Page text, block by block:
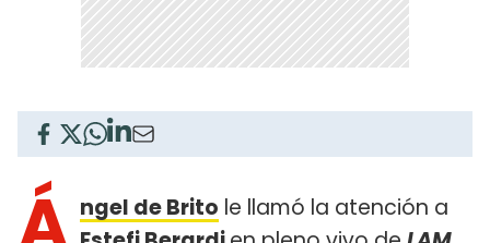
ngel de Brito le llamó la atención a